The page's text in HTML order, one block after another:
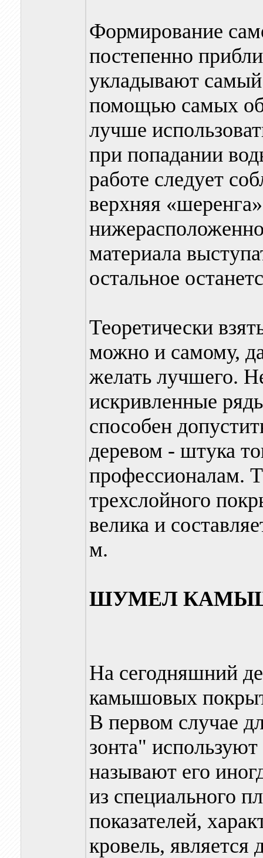
Формирование
постепенно
укладывают
помощью самых
лучше
при попадании
работе следует
верхняя
материала
остальное
Теоретически
можно и самому, да
желать лучшего.
искривленные
способен
деревом - штука
профессионалам.
трехслойного
велика и
м.
ШУМЕЛ
На сегодняшний
камышовых
В первом случае
зонта"
называют его
из специального
показателей,
кровель, является